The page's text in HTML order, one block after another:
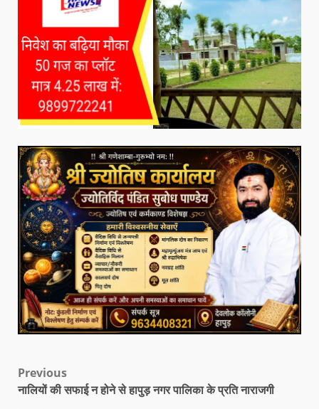
Previous
नालियों की सफाई न होने से हापुड़ नगर पालिका के प्रति नाराजगी